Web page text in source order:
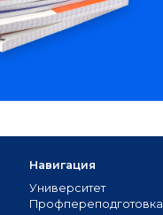
Навигация
Университет
Профпереподготовка